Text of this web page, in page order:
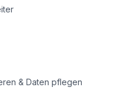
& Daten pflegen